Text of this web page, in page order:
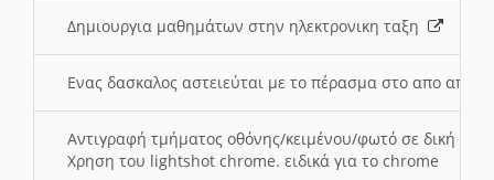
Δημιουργια μαθημάτων στην ηλεκτρονικη ταξη
Ενας δασκαλος αστειεύται με το πέρασμα στο απο
Αντιγραφή τμήματος οθόνης/κειμένου/φωτό σε δική
Χρηση του lightshot chrome. ειδικά για το chrome